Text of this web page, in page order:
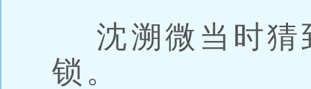
沈溯微当时猜
锁。